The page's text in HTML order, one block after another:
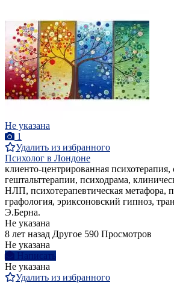
Не указана
1
Удалить из избранного
Психолог в Лондоне
клиенто-центрированная
гештальттерапии, психодрама,
НЛП, психотерапевтическая метафора,
графология, эриксоновский гипноз,
Э.Берна.
Не указана
8 лет назад Другое 590 Просмотров
Не указана
Написать
Не указана
Удалить из избранного